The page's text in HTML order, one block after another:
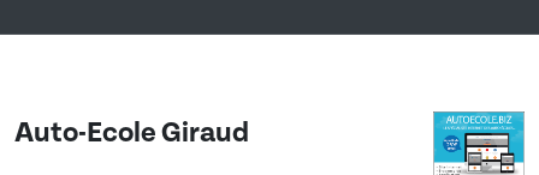
Auto-Ecole Giraud